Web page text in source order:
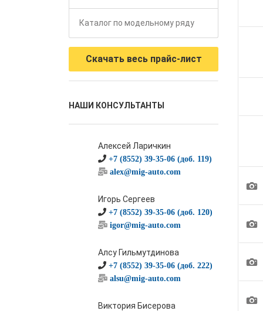
Каталог по модельному ряду
Скачать весь прайс-лист
НАШИ КОНСУЛЬТАНТЫ
Алексей Ларичкин
+7 (8552) 39-35-06 (доб. 119)
alex@mig-auto.com
Игорь Сергеев
+7 (8552) 39-35-06 (доб. 120)
igor@mig-auto.com
Алсу Гильмутдинова
+7 (8552) 39-35-06 (доб. 222)
alsu@mig-auto.com
Виктория Бисерова
1
1
1
1